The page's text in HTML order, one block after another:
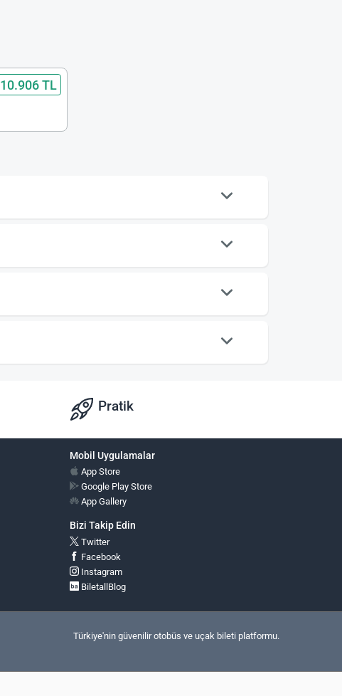
10.906 TL
Pratik
Mobil Uygulamalar
App Store
Google Play Store
App Gallery
Bizi Takip Edin
Twitter
Facebook
Instagram
BiletallBlog
Türkiye'nin güvenilir otobüs ve uçak bileti platformu.